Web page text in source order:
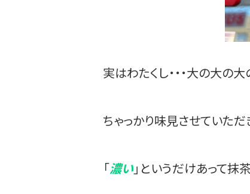
実はわたくし・・・大の大の大
ちゃっかり味見させてい
「濃い」というだけあって抹